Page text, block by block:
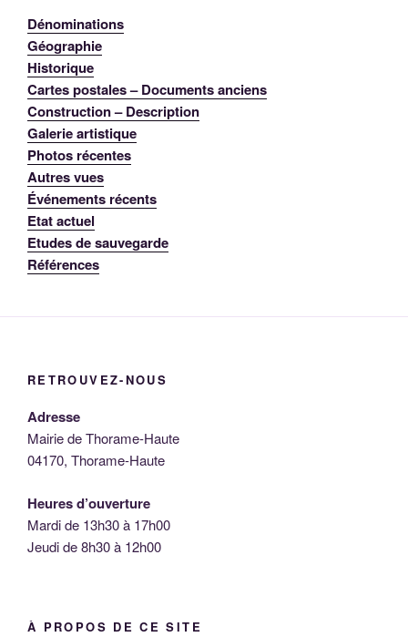
Dénominations
Géographie
Historique
Cartes postales – Documents anciens
Construction – Description
Galerie artistique
Photos récentes
Autres vues
Événements récents
Etat actuel
Etudes de sauvegarde
Références
RETROUVEZ-NOUS
Adresse
Mairie de Thorame-Haute
04170, Thorame-Haute
Heures d’ouverture
Mardi de 13h30 à 17h00
Jeudi de 8h30 à 12h00
À PROPOS DE CE SITE